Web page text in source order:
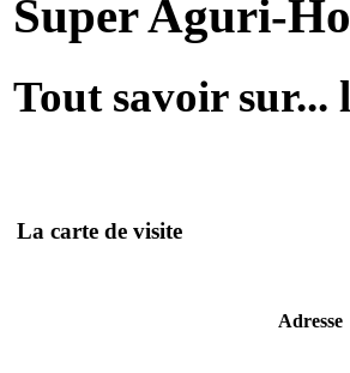
Super Aguri-
Tout savoir sur...
La carte de visite
Adresse